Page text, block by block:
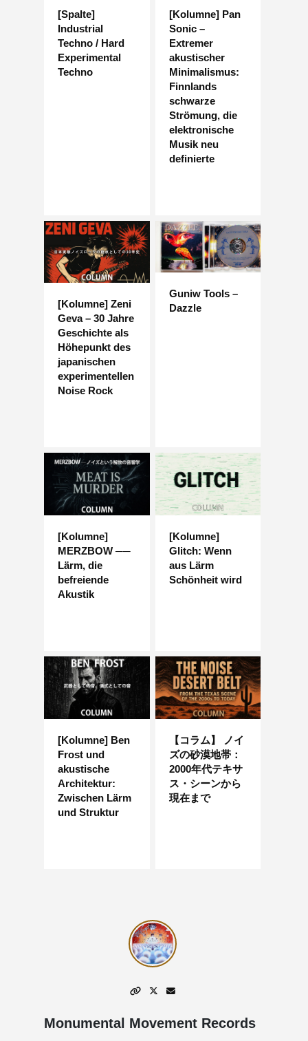
[Spalte]
Industrial
Techno / Hard
Experimental
Techno
[Kolumne] Pan
Sonic –
Extremer
akustischer
Minimalismus:
Finnlands
schwarze
Strömung, die
elektronische
Musik neu
definierte
[Kolumne] Zeni
Geva – 30 Jahre
Geschichte als
Höhepunkt des
japanischen
experimentellen
Noise Rock
Guniw Tools –
Dazzle
[Kolumne]
MERZBOW ──
Lärm, die
befreiende
Akustik
[Kolumne]
Glitch: Wenn
aus Lärm
Schönheit wird
[Kolumne] Ben
Frost und
akustische
Architektur:
Zwischen Lärm
und Struktur
【コラム】 ノイ
ズの砂漠地帯：
2000年代テキサ
ス・シーンから
現在まで
Monumental Movement Records